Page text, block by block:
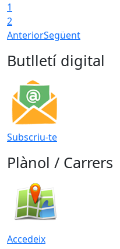
1
2
AnteriorSegüent
Butlletí digital
Subscriu-te
Plànol / Carrers
Accedeix